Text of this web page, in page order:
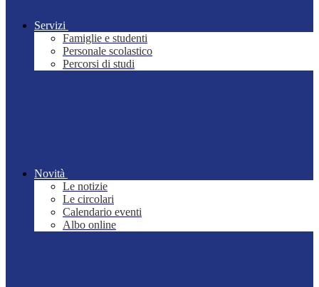
Servizi
Famiglie e studenti
Personale scolastico
Percorsi di studi
Novità
Le notizie
Le circolari
Calendario eventi
Albo online